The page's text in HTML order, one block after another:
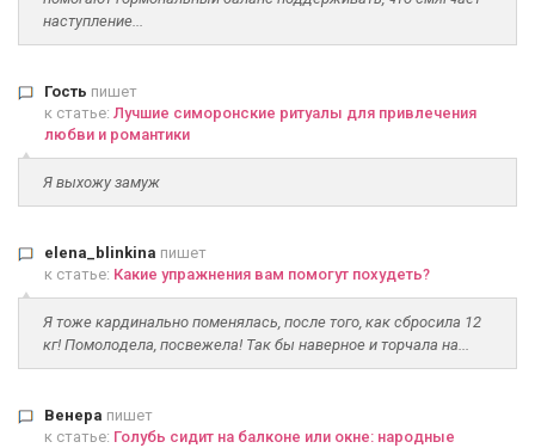
наступление...
Гость пишет
к статье: Лучшие симоронские ритуалы для привлечения
любви и романтики
Я выхожу замуж
elena_blinkina пишет
к статье: Какие упражнения вам помогут похудеть?
Я тоже кардинально поменялась, после того, как сбросила 12
кг! Помолодела, посвежела! Так бы наверное и торчала на...
Венера пишет
к статье: Голубь сидит на балконе или окне: народные